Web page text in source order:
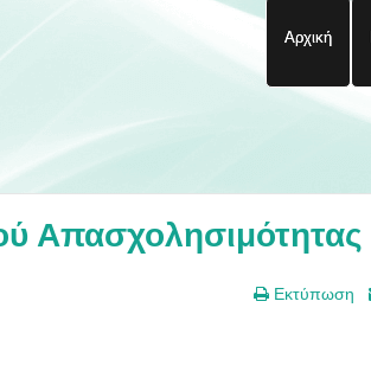
Αρχική
Απασχολησιμότητας
Εκτύπωση